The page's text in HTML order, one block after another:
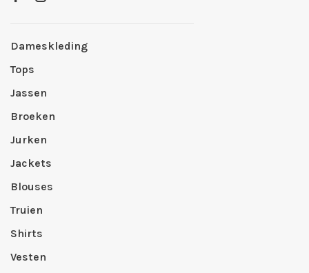
Dameskleding
Tops
Jassen
Broeken
Jurken
Jackets
Blouses
Truien
Shirts
Vesten